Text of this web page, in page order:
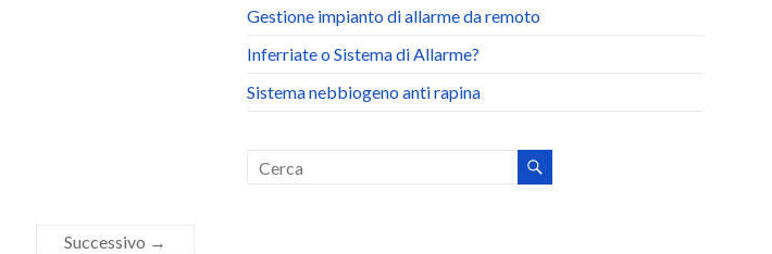
Successivo →
Gestione impianto di allarme da remoto
Inferriate o Sistema di Allarme?
Sistema nebbiogeno anti rapina